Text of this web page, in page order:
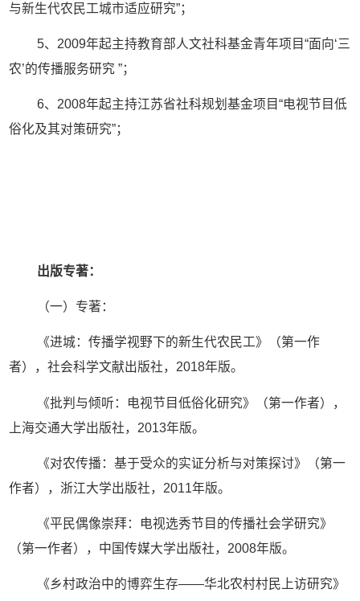
与新生代农民工城市适应研究”；
5、2009年起主持教育部人文社科基金青年项目“面向‘三
农’的传播服务研究 ”；
6、2008年起主持江苏省社科规划基金项目“电视节目低
俗化及其对策研究”；
出版专著：
（一）专著：
《进城：传播学视野下的新生代农民工》（第一作
者），社会科学文献出版社，2018年版。
《批判与倾听：电视节目低俗化研究》（第一作者），
上海交通大学出版社，2013年版。
《对农传播：基于受众的实证分析与对策探讨》（第一
作者），浙江大学出版社，2011年版。
《平民偶像崇拜：电视选秀节目的传播社会学研究》
（第一作者），中国传媒大学出版社，2008年版。
《乡村政治中的博弈生存——华北农村村民上访研究》